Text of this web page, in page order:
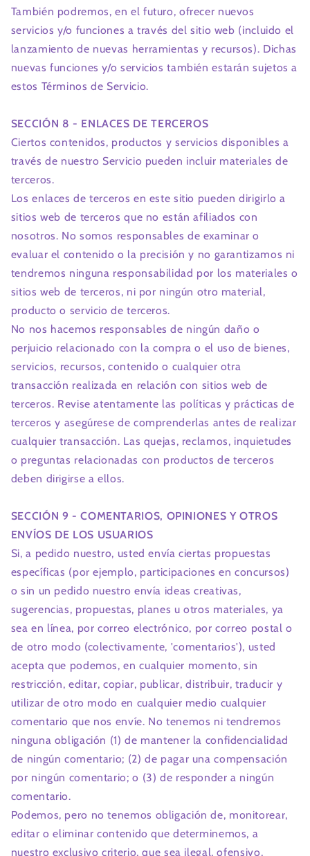
También podremos, en el futuro, ofrecer nuevos
servicios y/o funciones a través del sitio web (incluido el
lanzamiento de nuevas herramientas y recursos). Dichas
nuevas funciones y/o servicios también estarán sujetos a
estos Términos de Servicio.
SECCIÓN 8 - ENLACES DE TERCEROS
Ciertos contenidos, productos y servicios disponibles a
través de nuestro Servicio pueden incluir materiales de
terceros.
Los enlaces de terceros en este sitio pueden dirigirlo a
sitios web de terceros que no están afiliados con
nosotros. No somos responsables de examinar o
evaluar el contenido o la precisión y no garantizamos ni
tendremos ninguna responsabilidad por los materiales o
sitios web de terceros, ni por ningún otro material,
producto o servicio de terceros.
No nos hacemos responsables de ningún daño o
perjuicio relacionado con la compra o el uso de bienes,
servicios, recursos, contenido o cualquier otra
transacción realizada en relación con sitios web de
terceros. Revise atentamente las políticas y prácticas de
terceros y asegúrese de comprenderlas antes de realizar
cualquier transacción. Las quejas, reclamos, inquietudes
o preguntas relacionadas con productos de terceros
deben dirigirse a ellos.
SECCIÓN 9 - COMENTARIOS, OPINIONES Y OTROS
ENVÍOS DE LOS USUARIOS
Si, a pedido nuestro, usted envía ciertas propuestas
específicas (por ejemplo, participaciones en concursos)
o sin un pedido nuestro envía ideas creativas,
sugerencias, propuestas, planes u otros materiales, ya
sea en línea, por correo electrónico, por correo postal o
de otro modo (colectivamente, 'comentarios'), usted
acepta que podemos, en cualquier momento, sin
restricción, editar, copiar, publicar, distribuir, traducir y
utilizar de otro modo en cualquier medio cualquier
comentario que nos envíe. No tenemos ni tendremos
ninguna obligación (1) de mantener la confidencialidad
de ningún comentario; (2) de pagar una compensación
por ningún comentario; o (3) de responder a ningún
comentario.
Podemos, pero no tenemos obligación de, monitorear,
editar o eliminar contenido que determinemos, a
nuestro exclusivo criterio, que sea ilegal, ofensivo,